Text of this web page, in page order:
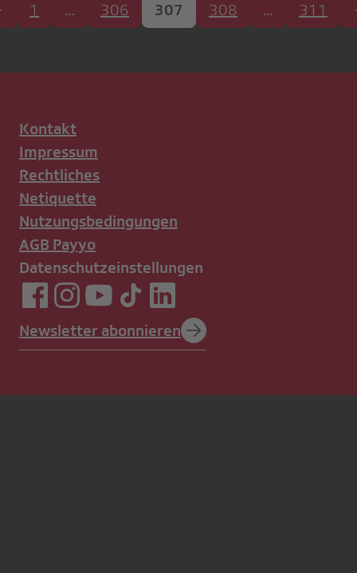
1 … 306 307 308 … 311
Kontakt
Impressum
Rechtliches
Netiquette
Nutzungsbedingungen
AGB Payyo
Datenschutzeinstellungen
Newsletter abonnieren